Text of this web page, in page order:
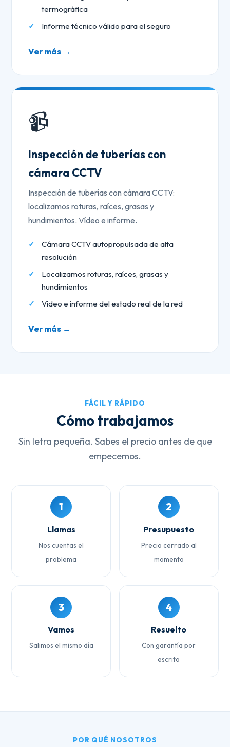
termográfica
Informe técnico válido para el seguro
Ver más →
📹
Inspección de tuberías con
cámara CCTV
Inspección de tuberías con cámara CCTV:
localizamos roturas, raíces, grasas y
hundimientos. Vídeo e informe.
Cámara CCTV autopropulsada de alta
resolución
Localizamos roturas, raíces, grasas y
hundimientos
Vídeo e informe del estado real de la red
Ver más →
FÁCIL Y RÁPIDO
Cómo trabajamos
Sin letra pequeña. Sabes el precio antes de que
empecemos.
1
Llamas
Nos cuentas el
problema
2
Presupuesto
Precio cerrado al
momento
3
Vamos
Salimos el mismo día
4
Resuelto
Con garantía por
escrito
POR QUÉ NOSOTROS